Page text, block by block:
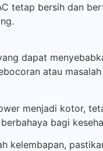
tetap bersih dan
dapat
atau
menjadi kotor,
bagi
kelembapan,